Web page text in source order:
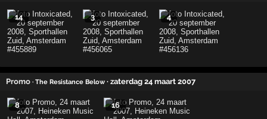
14 3 4
Promo · The Resistance Below · zaterdag 24 maart 2007
8 16